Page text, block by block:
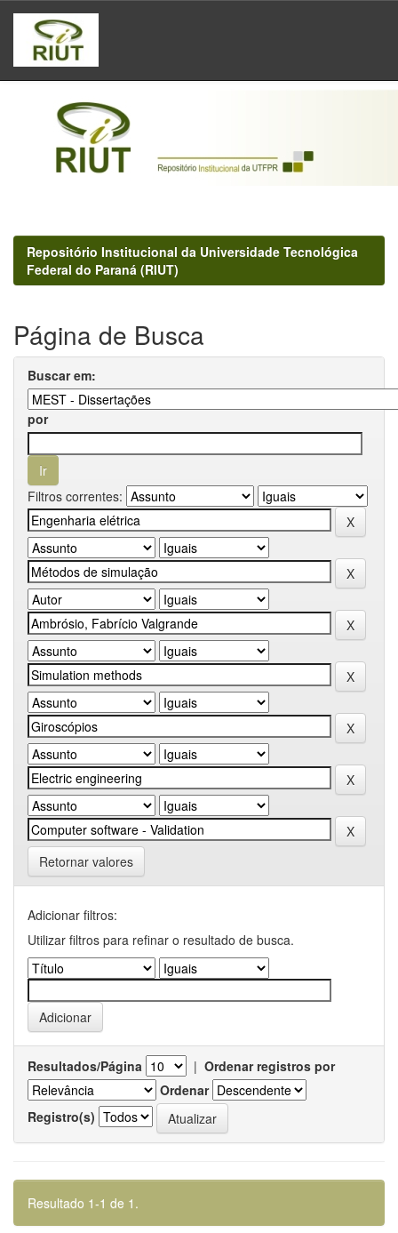
Skip
navigation
Repositório Institucional da Universidade Tecnológica
Federal do Paraná (RIUT)
Página de Busca
Buscar em:
por
Filtros correntes:
Retornar valores
Adicionar filtros:
Utilizar filtros para refinar o resultado de busca.
Resultados/Página | Ordenar registros por
Ordenar
Registro(s)
Resultado 1-1 de 1.